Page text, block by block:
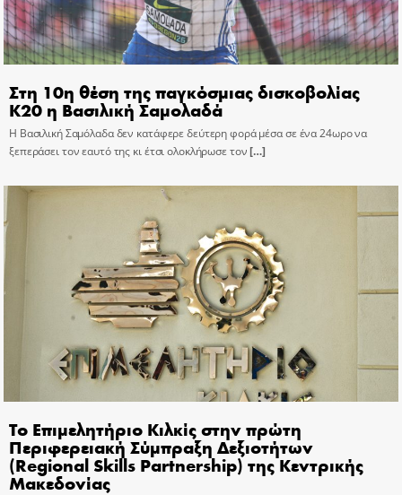
Στη 10η θέση της παγκόσμιας δισκοβολίας
Κ20 η Βασιλική Σαμολαδά
Η Βασιλική Σαμόλαδα δεν κατάφερε δεύτερη φορά μέσα σε ένα 24ωρο να
ξεπεράσει τον εαυτό της κι έτσι ολοκλήρωσε τον[…]
Το Επιμελητήριο Κιλκίς στην πρώτη
Περιφερειακή Σύμπραξη Δεξιοτήτων
(Regional Skills Partnership) της Κεντρικής
Μακεδονίας